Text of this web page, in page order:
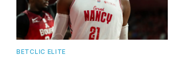
BETCLIC ELITE